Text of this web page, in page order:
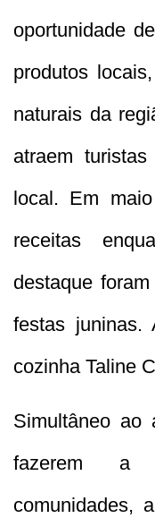
oportunidade
produtos
naturais da
atraem
local. Em
receitas
destaque
festas
cozinha Taline
Simultâneo ao
fazerem a
comunidades,